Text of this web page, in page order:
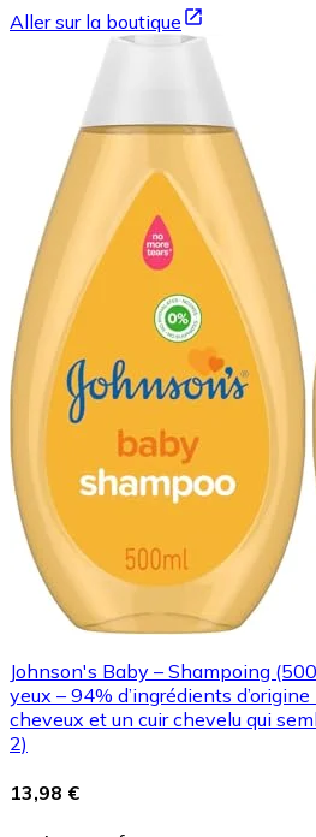
Aller sur la boutique
Johnson's Baby – Shampoing
yeux – 94% d’ingrédients
cheveux et un cuir chevelu qui
2)
13,98 €